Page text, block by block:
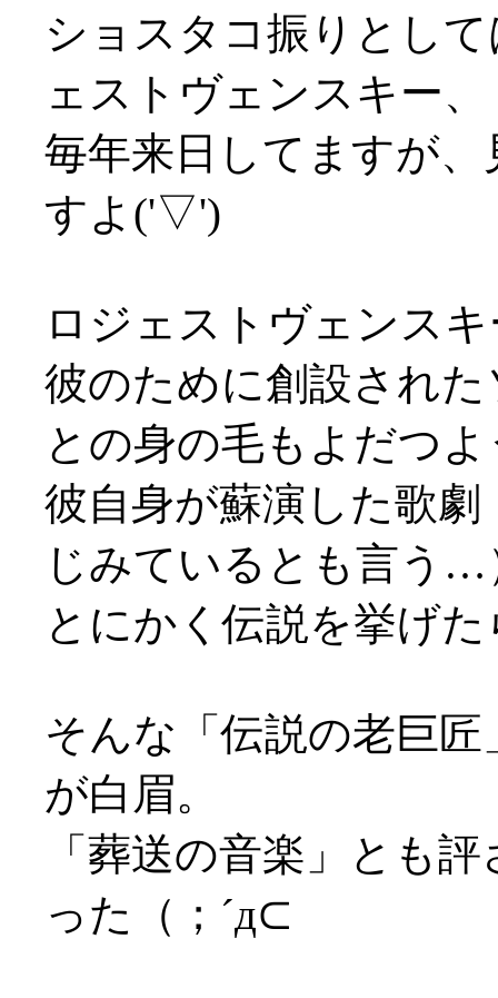
ショスタコ振りとし
ェストヴェンスキー、
毎年来日してますが
すよ('▽')
ロジェストヴェンス
彼のために創設され
との身の毛もよだつ
彼自身が蘇演した歌
じみているとも言う…
とにかく伝説を挙げ
そんな「伝説の老巨
が白眉。
「葬送の音楽」とも
った（；´д⊂